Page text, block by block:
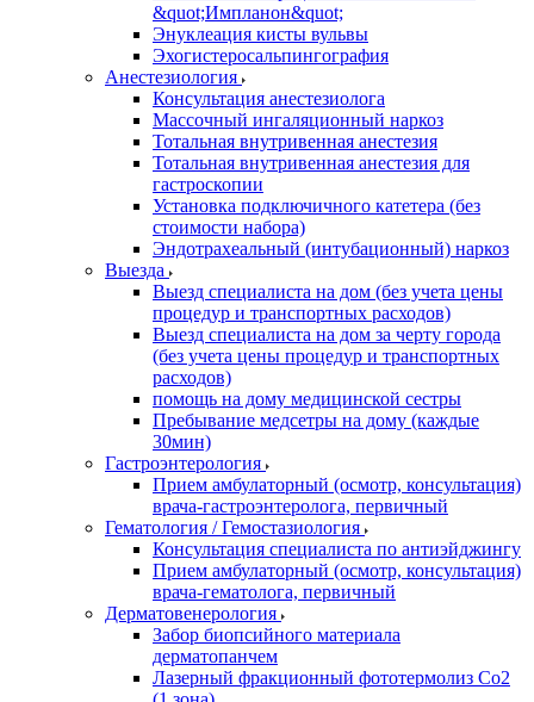
&quot;Импланон&quot;
Энуклеация кисты вульвы
Эхогистеросальпингография
Анестезиология
Консультация анестезиолога
Массочный ингаляционный наркоз
Тотальная внутривенная анестезия
Тотальная внутривенная анестезия для
гастроскопии
Установка подключичного катетера (без
стоимости набора)
Эндотрахеальный (интубационный) наркоз
Выезда
Выезд специалиста на дом (без учета цены
процедур и транспортных расходов)
Выезд специалиста на дом за черту города
(без учета цены процедур и транспортных
расходов)
помощь на дому медицинской сестры
Пребывание медсетры на дому (каждые
30мин)
Гастроэнтерология
Прием амбулаторный (осмотр, консультация)
врача-гастроэнтеролога, первичный
Гематология / Гемостазиология
Консультация специалиста по антиэйджингу
Прием амбулаторный (осмотр, консультация)
врача-гематолога, первичный
Дерматовенерология
Забор биопсийного материала
дерматопанчем
Лазерный фракционный фототермолиз Со2